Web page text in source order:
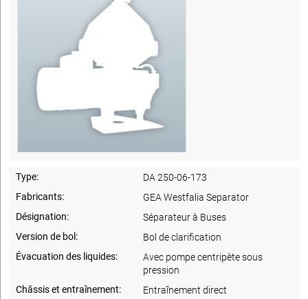
Type:
DA 250-06-173
Fabricants:
GEA Westfalia Separator
Désignation:
Séparateur à Buses
Version de bol:
Bol de clarification
Évacuation des liquides:
Avec pompe centripète sous
pression
Châssis et entraînement:
Entraînement direct